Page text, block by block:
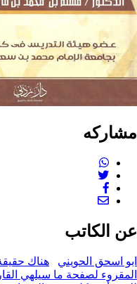
الحويني
هناك حقيقة
لصفحة ما سيلهي القارئ